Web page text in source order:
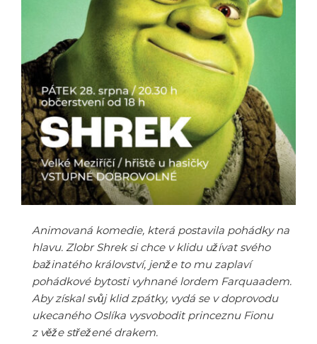
Animovaná komedie, která postavila pohádky na
hlavu. Zlobr Shrek si chce v klidu užívat svého
bažinatého království, jenže to mu zaplaví
pohádkové bytosti vyhnané lordem Farquaadem.
Aby získal svůj klid zpátky, vydá se v doprovodu
ukecaného Oslíka vysvobodit princeznu Fionu
z věže střežené drakem.